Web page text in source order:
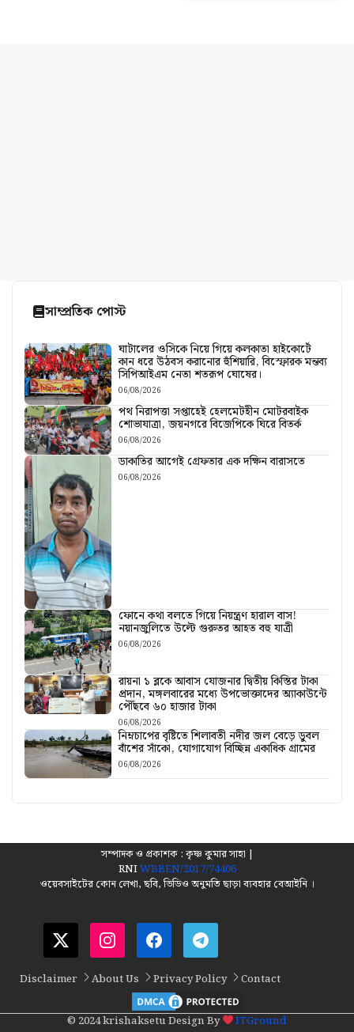
সাম্প্রতিক পোস্ট
ঘাটালের ওসিকে নিয়ে গিয়ে কলকাতা হাইকোর্টে
কান ধরে উঠবস করানোর হুঁশিয়ারি, বিস্ফোরক মন্তব্য
সিপিআইএম নেতা শতরূপ ঘোষের।
06/08/2026
পথ নিরাপত্তা সপ্তাহেই হেলমেটহীন মোটরবাইক
শোভাযাত্রা, জয়নগরে বিজেপিকে ঘিরে বিতর্ক
06/08/2026
ডাকাতির আগেই গ্রেফতার এক দক্ষিন বারাসতে
06/08/2026
ফোনে কথা বলতে গিয়ে নিয়ন্ত্রণ হারাল বাস!
নয়ানজুলিতে উল্টে গুরুতর আহত বহু যাত্রী
06/08/2026
রায়না ১ ব্লকে আবাস যোজনার দ্বিতীয় কিস্তির টাকা
প্রদান, মঙ্গলবারের মধ্যে উপভোক্তাদের অ্যাকাউন্টে
পৌঁছবে ৬০ হাজার টাকা
06/08/2026
নিম্নচাপের বৃষ্টিতে শিলাবতী নদীর জল বেড়ে ডুবল
বাঁশের সাঁকো, যোগাযোগ বিচ্ছিন্ন একাধিক গ্রামের
06/08/2026
সম্পাদক ও প্রকাশক : কৃষ্ণ কুমার সাহা |
RNIWBBEN/2017/74406
ওয়েবসাইটের কোন লেখা, ছবি, ভিডিও অনুমতি ছাড়া ব্যবহার বেআইনি ।
Disclaimer About Us Privacy Policy Contact
© 2024 krishaksetu Design By ITGround